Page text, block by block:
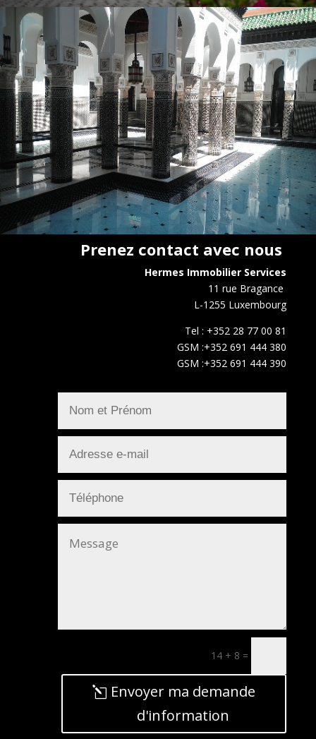
Prenez contact avec nous
Hermes Immobilier Services
11 rue Bragance
L-1255 Luxembourg
Tel : +352 28 77 00 81
GSM :+352 691 444 380
GSM :+352 691 444 390
14 + 8 =
Envoyer ma demande
d'information